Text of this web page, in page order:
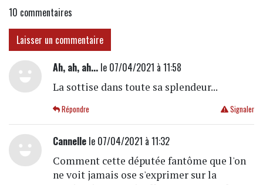
10 commentaires
Laisser un commentaire
Ah, ah, ah...le 07/04/2021 à 11:58
La sottise dans toute sa splendeur...
Signaler
Répondre
Cannellele 07/04/2021 à 11:32
Comment cette députée fantôme que l'on
ne voit jamais ose s'exprimer sur la